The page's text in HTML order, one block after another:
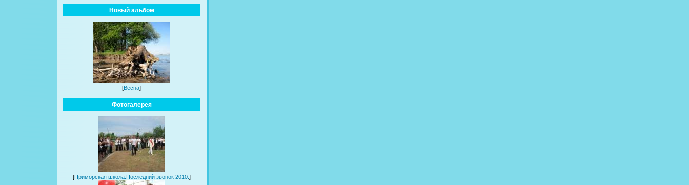
Новый альбом
[Весна]
Фотогалерея
[Приморская школа.Последний звонок 2010. ]